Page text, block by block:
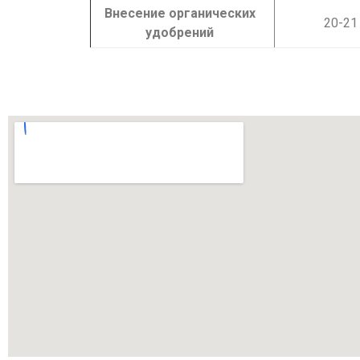
Внесение органических
удобрений
20-21